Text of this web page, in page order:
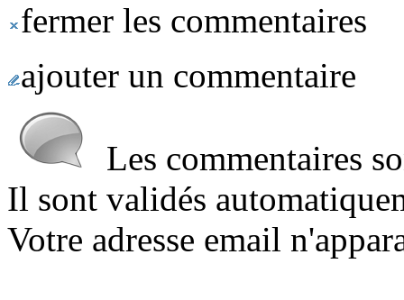
fermer les commentaires
ajouter un commentaire
Les commentaires
Il sont validés
Votre adresse email